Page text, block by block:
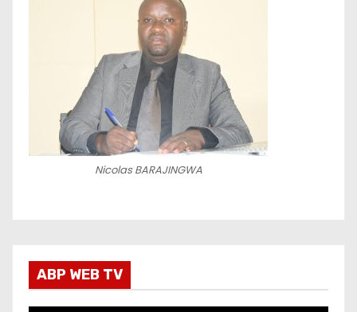
Nicolas BARAJINGWA
ABP WEB TV